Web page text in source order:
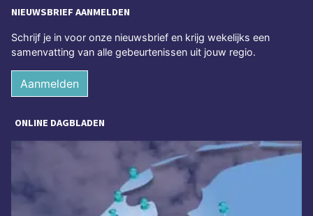
NIEUWSBRIEF AANMELDEN
Schrijf je in voor onze nieuwsbrief en krijg wekelijks een
samenvatting van alle gebeurtenissen uit jouw regio.
Aanmelden
ONLINE DAGBLADEN